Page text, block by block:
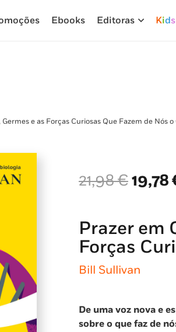
Ebooks Editoras Kids
e as Forças Curiosas Que Fazem de Nós o
21,98€O
preço
era:
19,78
Prazer em
Forças
Bill Sullivan
De uma voz nova e
sobre o que faz de